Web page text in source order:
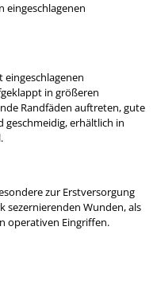
eingeschlagenen
eingeschlagenen
in größeren
Randfäden auftreten, gute
geschmeidig, erhältlich in
zur Erstversorgung
Wunden, als
operativen Eingriffen.